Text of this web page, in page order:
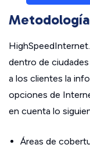
Metodología
dentro de
a los clientes la
opciones de
en cuenta lo
Áreas de